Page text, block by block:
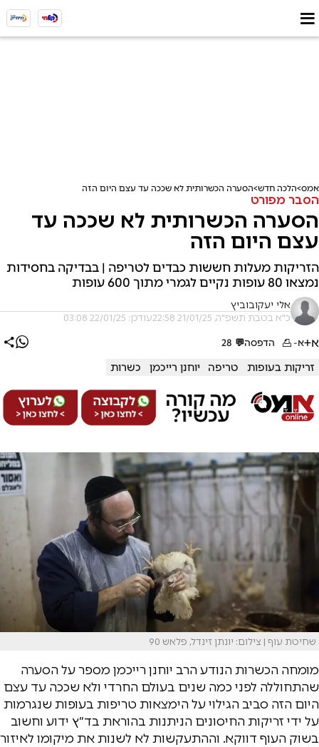
אמס הלכה חדש הסערה הכשרותית לא שככה עד עצם היום הזה
הסבר מפורט
הסערה הכשרותית לא שככה עד
עצם היום הזה
הזריקות מעלות חששות כבדים לטריפה | בבדיקה בחסידות
נמצאו 80 עופות נקיים לגמרי מתוך 600 עופות
אלי יעקובוביץ
כ"א בטבת תשפ"ה, 21/01/25 22:58 עודכן: 22/01/25 03:08
א+א- הדפסה💬
28
זריקות בעופות טריפה יוחנן רייכמן כשרות
שחיטת עוף | צילום: יונתן זינדל, פלאש 90
מומחה הכשרות הנודע הרב יוחנן רייכמן מספר על הסערה
שהתחוללה לפני כמה שנים בעולם החרדי ולא שככה עד עצם
היום הזה סביב הגילוי על הימצאות טריפות בעופות שנגרמות
על ידי זריקות החיסונים הניתנות בהוראת בד״ץ ידוע וחשוב
בשוק העוף דווקא. וההתעקשות לא לשנות את מיקומו לאיזור